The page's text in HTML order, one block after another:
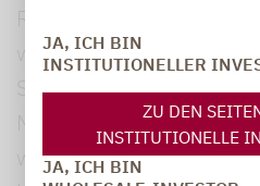
JA, ICH BIN
INSTITUTIONELLER
ZU DEN
INSTITUTIONELLE
JA, ICH BIN
wie kürzlich gegen die
Sängerin Taylor Swift.
Nachricht, dass KI
werden soll, um